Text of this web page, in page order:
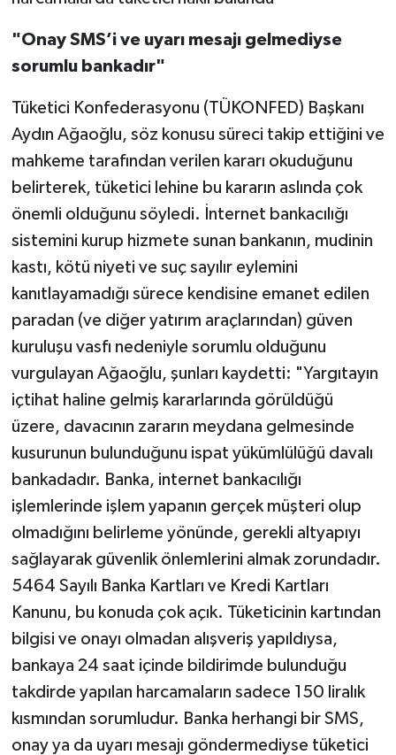
"Onay SMS’i ve uyarı mesajı gelmediyse
sorumlu bankadır"
Tüketici Konfederasyonu (TÜKONFED) Başkanı
Aydın Ağaoğlu, söz konusu süreci takip ettiğini ve
mahkeme tarafından verilen kararı okuduğunu
belirterek, tüketici lehine bu kararın aslında çok
önemli olduğunu söyledi. İnternet bankacılığı
sistemini kurup hizmete sunan bankanın, mudinin
kastı, kötü niyeti ve suç sayılır eylemini
kanıtlayamadığı sürece kendisine emanet edilen
paradan (ve diğer yatırım araçlarından) güven
kuruluşu vasfı nedeniyle sorumlu olduğunu
vurgulayan Ağaoğlu, şunları kaydetti: "Yargıtayın
içtihat haline gelmiş kararlarında görüldüğü
üzere, davacının zararın meydana gelmesinde
kusurunun bulunduğunu ispat yükümlülüğü davalı
bankadadır. Banka, internet bankacılığı
işlemlerinde işlem yapanın gerçek müşteri olup
olmadığını belirleme yönünde, gerekli altyapıyı
sağlayarak güvenlik önlemlerini almak zorundadır.
5464 Sayılı Banka Kartları ve Kredi Kartları
Kanunu, bu konuda çok açık. Tüketicinin kartından
bilgisi ve onayı olmadan alışveriş yapıldıysa,
bankaya 24 saat içinde bildirimde bulunduğu
takdirde yapılan harcamaların sadece 150 liralık
kısmından sorumludur. Banka herhangi bir SMS,
onay ya da uyarı mesajı göndermediyse tüketici